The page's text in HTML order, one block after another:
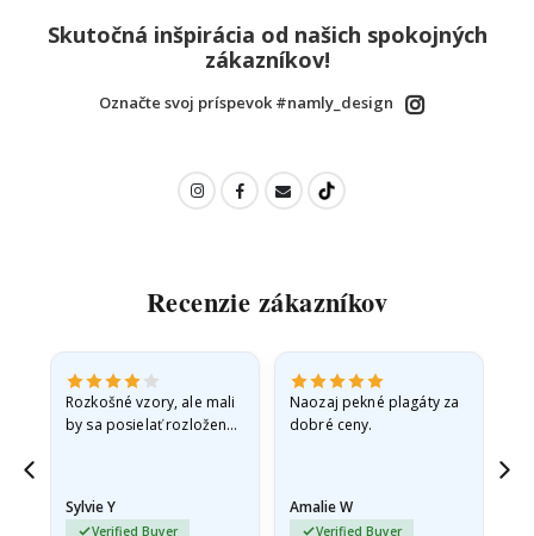
Skutočná inšpirácia od našich spokojných
zákazníkov!
Označte svoj príspevok #namly_design
Recenzie zákazníkov
Rozkošné vzory, ale mali
by sa posielať rozložené
Sylvie Y
Verified Buyer
Naozaj pekné plagáty za
dobré ceny.
Amalie W
Verified Buyer